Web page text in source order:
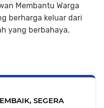
Membantu Warga
berharga keluar dari
yang berbahaya.
SEGERA